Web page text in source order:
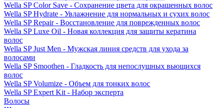
Wella SP Color Save - Сохранение цвета для окрашенных волос
Wella SP Hydrate - Увлажнение для нормальных и сухих волос
Wella SP Repair - Восстановление для поврежденных волос
Wella SP Luxe Oil - Новая коллекция для защиты кератина
волос
Wella SP Just Men - Мужская линия средств для ухода за
волосами
Wella SP Smoothen - Гладкость для непослушных вьющихся
волос
Wella SP Volumize - Объем для тонких волос
Wella SP Expert Kit - Набор эксперта
Волосы